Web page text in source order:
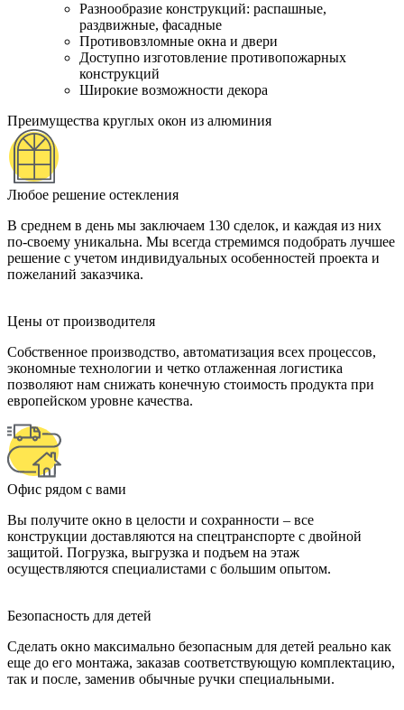
Разнообразие конструкций: распашные,
раздвижные, фасадные
Противовзломные окна и двери
Доступно изготовление противопожарных
конструкций
Широкие возможности декора
Преимущества круглых окон из алюминия
Любое решение остекления
В среднем в день мы заключаем 130 сделок, и каждая из них
по-своему уникальна. Мы всегда стремимся подобрать лучшее
решение с учетом индивидуальных особенностей проекта и
пожеланий заказчика.
Цены от производителя
Собственное производство, автоматизация всех процессов,
экономные технологии и четко отлаженная логистика
позволяют нам снижать конечную стоимость продукта при
европейском уровне качества.
Офис рядом с вами
Вы получите окно в целости и сохранности – все
конструкции доставляются на спецтранспорте с двойной
защитой. Погрузка, выгрузка и подъем на этаж
осуществляются специалистами с большим опытом.
Безопасность для детей
Сделать окно максимально безопасным для детей реально как
еще до его монтажа, заказав соответствующую комплектацию,
так и после, заменив обычные ручки специальными.